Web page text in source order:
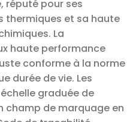
réputé pour ses
thermiques et sa haute
La
haute performance
conforme à la norme
durée de vie. Les
graduée de
champ de marquage en